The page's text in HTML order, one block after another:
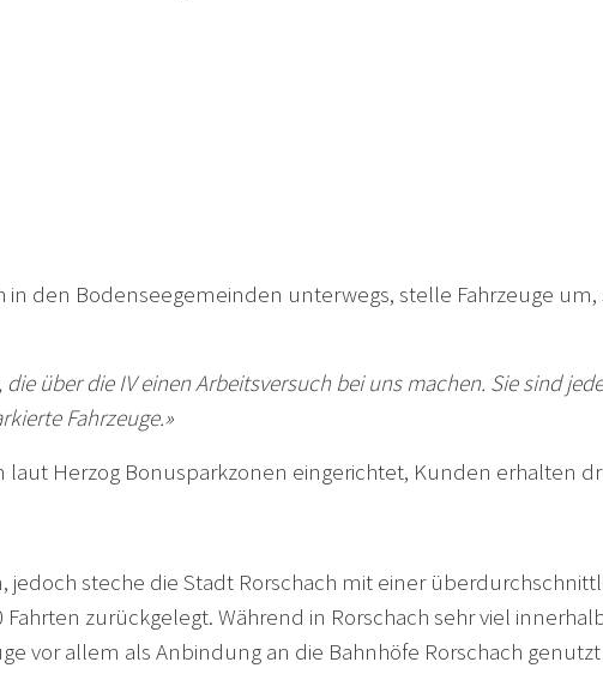
den Bodenseegemeinden unterwegs, stelle Fahrzeuge
über die IV einen Arbeitsversuch bei uns machen. Sie sind
Fahrzeuge.»
Herzog Bonusparkzonen eingerichtet, Kunden erhalten
jedoch steche die Stadt Rorschach mit einer
zurückgelegt. Während in Rorschach sehr viel
vor allem als Anbindung an die Bahnhöfe Rorschach